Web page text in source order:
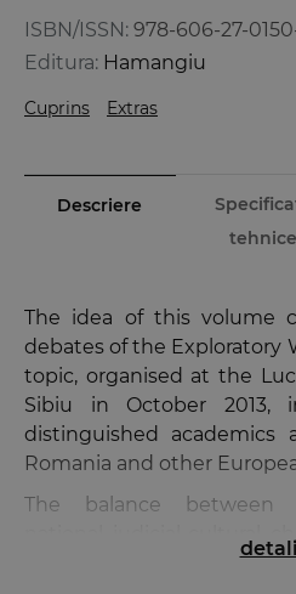
ISBN/ISSN: 978-606-27-
Editura: Hamangiu
Cuprins Extras
Descriere
tehnice
The idea of this volume
debates of the Exploratory
topic, organised at the
Sibiu in October 2013,
distinguished academics
Romania and other
The balance between
national judicial-cultural
the Romanian case, is